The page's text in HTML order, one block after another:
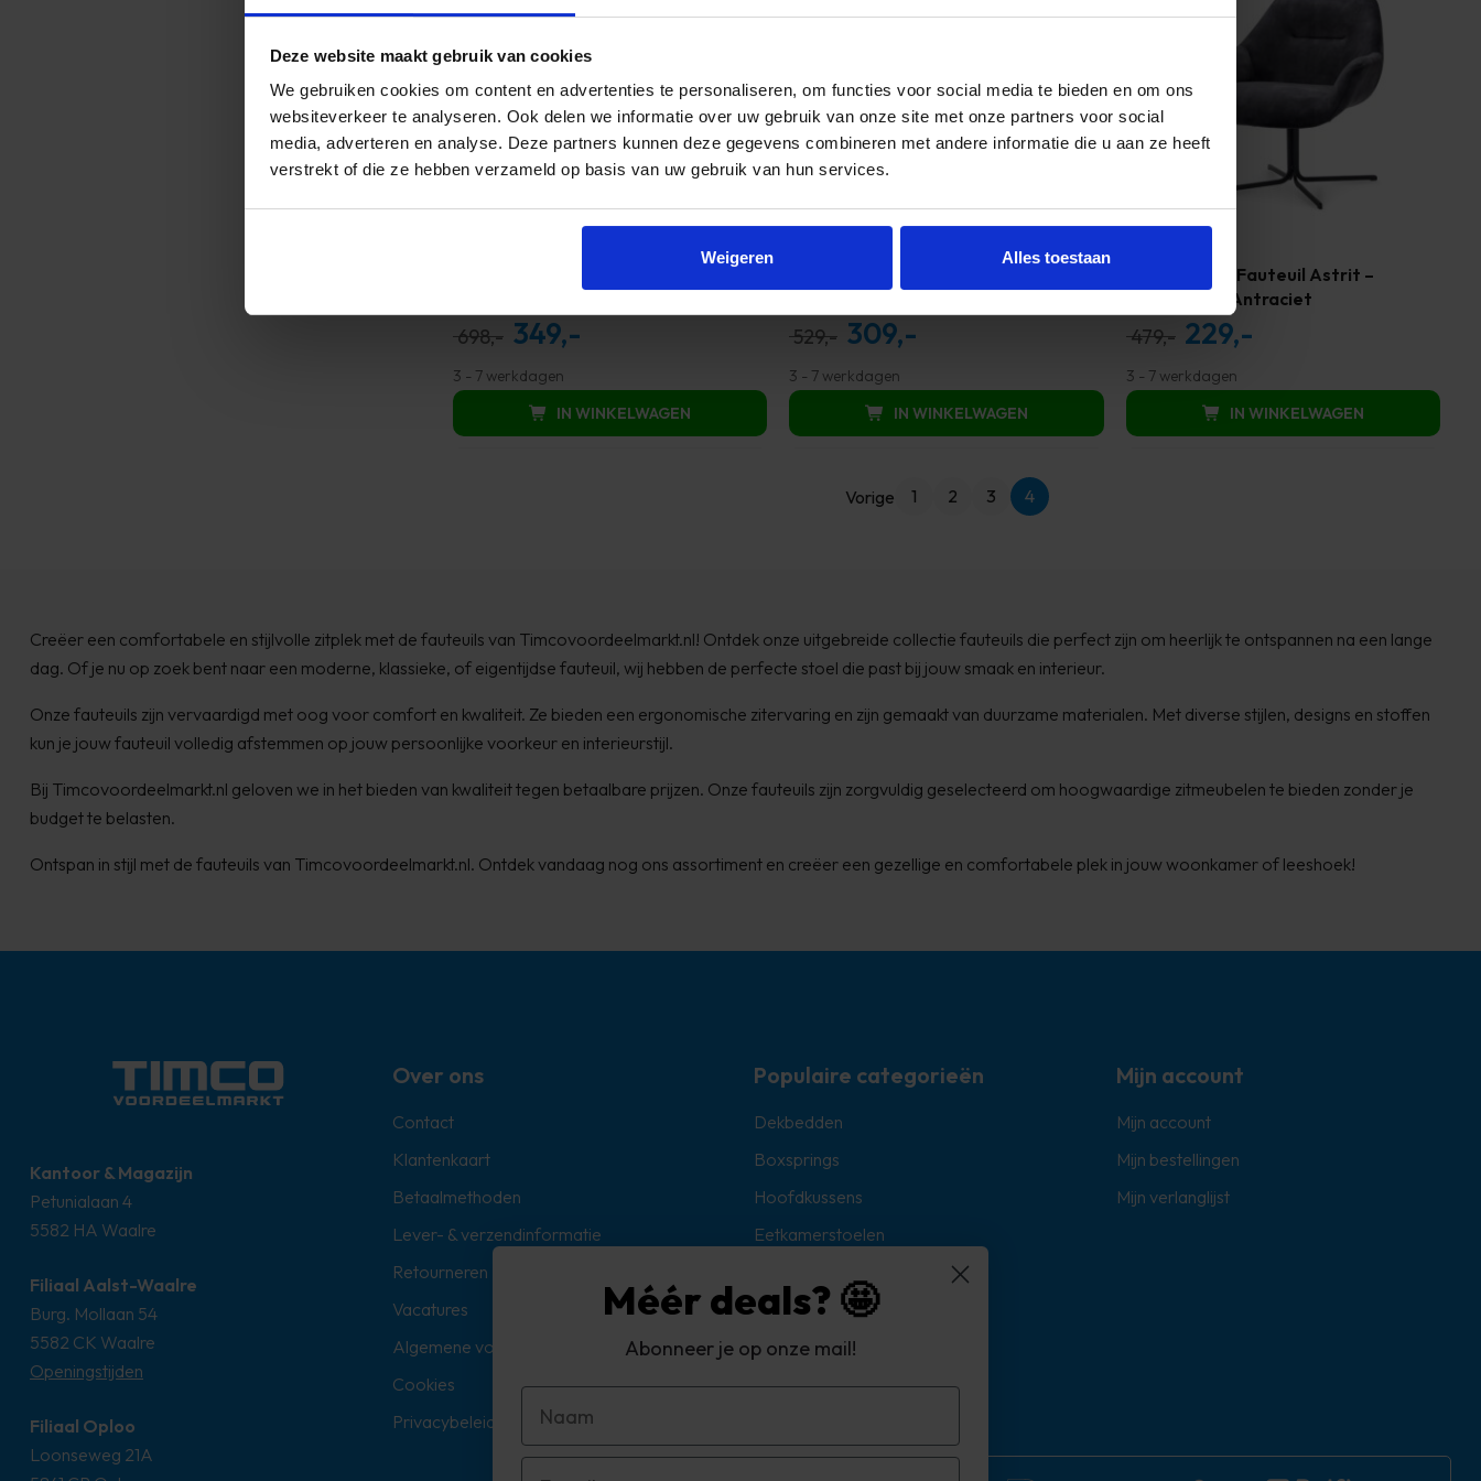
Deze website maakt gebruik van cookies
We gebruiken cookies om content en advertenties te personaliseren, om functies voor social media te bieden en om ons
websiteverkeer te analyseren. Ook delen we informatie over uw gebruik van onze site met onze partners voor social
media, adverteren en analyse. Deze partners kunnen deze gegevens combineren met andere informatie die u aan ze heeft
verstrekt of die ze hebben verzameld op basis van uw gebruik van hun services.
Weigeren Alles toestaan
Haluta Fauteuil Marina – Draaibaar –
698,- Oorspronkelijke
was:
698,00.
349,-
is:
349,00.
3 - 7 werkdagen
IN WINKELWAGEN
529,- Oorspronkelijke
was:
529,00.
309,-
is:
309,00.
3 - 7 werkdagen
IN WINKELWAGEN
Haluta Relax Fauteuil Astrit –
Draaibaar – Antraciet
479,- Oorspronkelijke
was:
479,00.
229,-
is:
229,00.
3 - 7 werkdagen
IN WINKELWAGEN
Vorige 1 2 3 4
Creëer een comfortabele en stijlvolle zitplek met de fauteuils van Timcovoordeelmarkt.nl! Ontdek onze uitgebreide collectie fauteuils die perfect zijn om heerlijk te ontspannen na een lange
dag. Of je nu op zoek bent naar een moderne, klassieke, of eigentijdse fauteuil, wij hebben de perfecte stoel die past bij jouw smaak en interieur.
Onze fauteuils zijn vervaardigd met oog voor comfort en kwaliteit. Ze bieden een ergonomische zitervaring en zijn gemaakt van duurzame materialen. Met diverse stijlen, designs en stoffen
kun je jouw fauteuil volledig afstemmen op jouw persoonlijke voorkeur en interieurstijl.
Bij Timcovoordeelmarkt.nl geloven we in het bieden van kwaliteit tegen betaalbare prijzen. Onze fauteuils zijn zorgvuldig geselecteerd om hoogwaardige zitmeubelen te bieden zonder je
budget te belasten.
Ontspan in stijl met de fauteuils van Timcovoordeelmarkt.nl. Ontdek vandaag nog ons assortiment en creëer een gezellige en comfortabele plek in jouw woonkamer of leeshoek!
Kantoor & Magazijn
Petunialaan 4
5582 HA Waalre
Filiaal Aalst-Waalre
Burg. Mollaan 54
5582 CK Waalre
Openingstijden
Filiaal Oploo
Loonseweg 21A
Over ons
Contact
Klantenkaart
Betaalmethoden
Lever- & verzendinformatie
Retourneren
Vacatures
Algemene voorwaarden
Cookies
Privacybeleid
Populaire categorieën
Dekbedden
Boxsprings
Hoofdkussens
Eetkamerstoelen
Hoekbanken
Mijn account
Mijn account
Mijn bestellingen
Mijn verlanglijst
Méér deals? 🤩
Abonneer je op onze mail!